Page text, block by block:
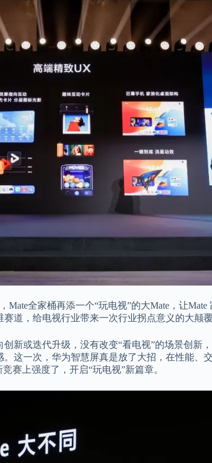
Mate全家桶再添一个“玩电视”的大Mate，让
道，给电视行业带来一次行业拐点意义的大颠覆
新或迭代升级，没有改变“看电视”的场景创新
这一次，华为智慧屏真是放了大招，在性能、
赛上强度了，开启“玩电视”新篇章。